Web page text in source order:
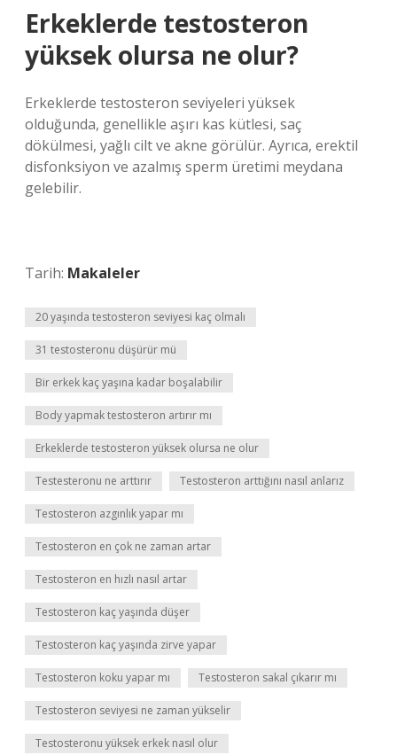
Erkeklerde testosteron
yüksek olursa ne olur?
Erkeklerde testosteron seviyeleri yüksek
olduğunda, genellikle aşırı kas kütlesi, saç
dökülmesi, yağlı cilt ve akne görülür. Ayrıca, erektil
disfonksiyon ve azalmış sperm üretimi meydana
gelebilir.
Tarih: Makaleler
20 yaşında testosteron seviyesi kaç olmalı
31 testosteronu düşürür mü
Bir erkek kaç yaşına kadar boşalabilir
Body yapmak testosteron artırır mı
Erkeklerde testosteron yüksek olursa ne olur
Testesteronu ne arttırır Testosteron arttığını nasıl anlarız
Testosteron azgınlık yapar mı
Testosteron en çok ne zaman artar
Testosteron en hızlı nasıl artar
Testosteron kaç yaşında düşer
Testosteron kaç yaşında zirve yapar
Testosteron koku yapar mı Testosteron sakal çıkarır mı
Testosteron seviyesi ne zaman yükselir
Testosteronu yüksek erkek nasıl olur